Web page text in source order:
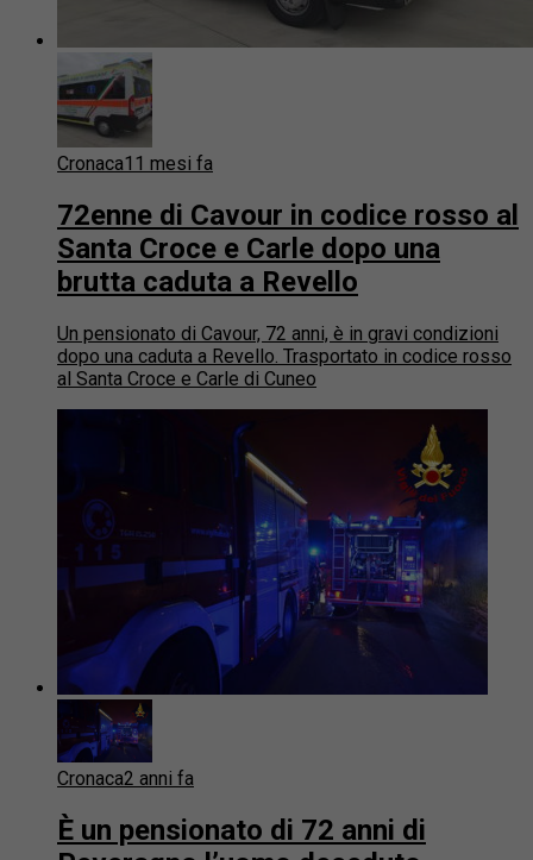
Cronaca11 mesi fa
72enne di Cavour in codice rosso al
Santa Croce e Carle dopo una
brutta caduta a Revello
Un pensionato di Cavour, 72 anni, è in gravi condizioni
dopo una caduta a Revello. Trasportato in codice rosso
al Santa Croce e Carle di Cuneo
Cronaca2 anni fa
È un pensionato di 72 anni di